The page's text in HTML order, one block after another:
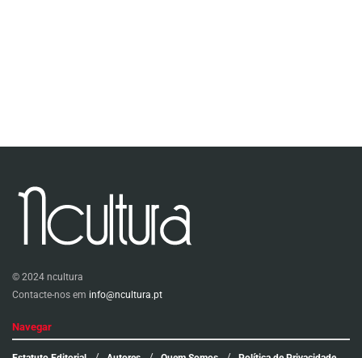
© 2024 ncultura
Contacte-nos em info@ncultura.pt
Navegar